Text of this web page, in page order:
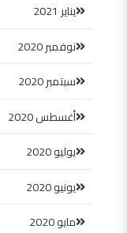
يناير 2021
نوفمبر 2020
سبتمبر 2020
أغسطس 2020
يوليو 2020
يونيو 2020
مايو 2020